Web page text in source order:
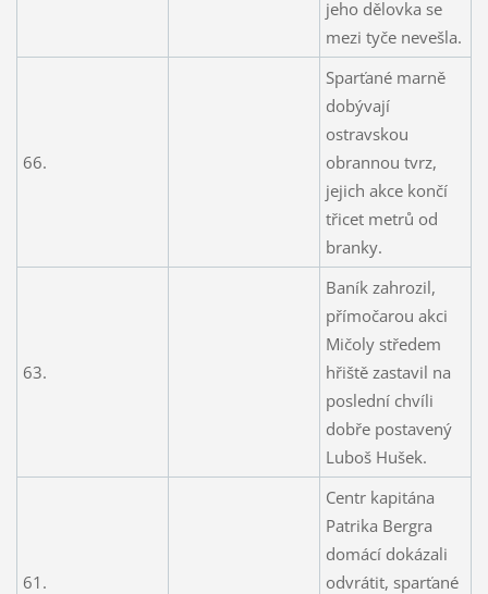
jeho dělovka se
mezi tyče nevešla.
66.
Sparťané marně
dobývají
ostravskou
obrannou tvrz,
jejich akce končí
třicet metrů od
branky.
63.
Baník zahrozil,
přímočarou akci
Mičoly středem
hřiště zastavil na
poslední chvíli
dobře postavený
Luboš Hušek.
61.
Centr kapitána
Patrika Bergra
domácí dokázali
odvrátit, sparťané